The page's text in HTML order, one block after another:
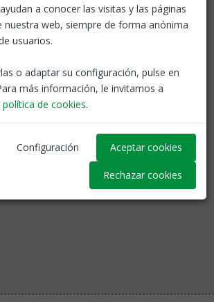
Publicació al BOE
a conocer las visitas y las páginas
nuestra web, siempre de forma anónima
usuarios.
o adaptar su configuración, pulse en
más información, le invitamos a
política de cookies.
Configuración Aceptar cookies
Rechazar cookies